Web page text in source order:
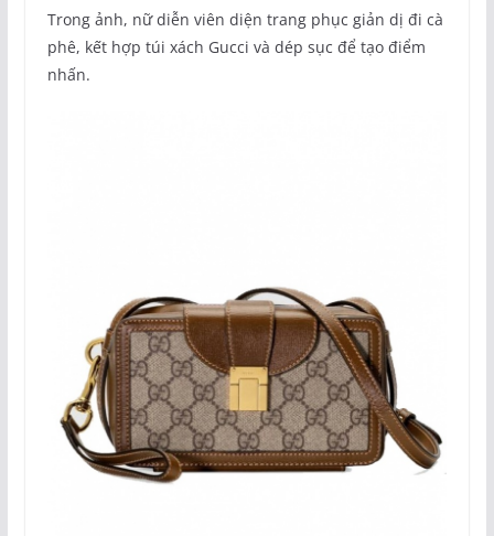
Trong ảnh, nữ diễn viên diện trang phục giản dị đi cà
phê, kết hợp túi xách Gucci và dép sục để tạo điểm
nhấn.